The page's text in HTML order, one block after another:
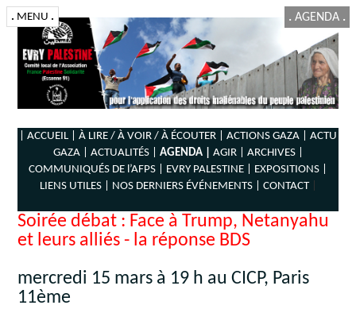
. MENU . . AGENDA .
| ACCUEIL | À LIRE / À VOIR / À ÉCOUTER | ACTIONS GAZA |
ACTU
GAZA |
ACTUALITÉS | AGENDA | AGIR |
ARCHIVES |
COMMUNIQUÉS DE l’AFPS |
EVRY PALESTINE |
EXPOSITIONS |
LIENS UTILES |
NOS DERNIERS ÉVÉNEMENTS | CONTACT|
Soirée débat : Face à Trump, Netanyahu
et leurs alliés - la réponse BDS
mercredi 15 mars à 19 h au CICP, Paris
11ème